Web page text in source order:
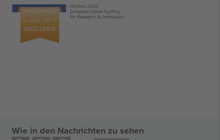
Wie in den Nachrichten zu sehen